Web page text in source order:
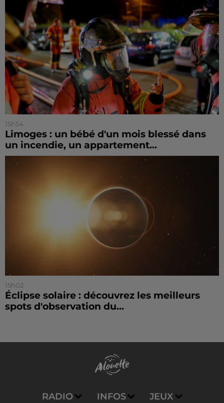
15h54
Limoges : un bébé d'un mois blessé dans
un incendie, un appartement...
15h02
Éclipse solaire : découvrez les meilleurs
spots d'observation du...
RADIO INFOS JEUX